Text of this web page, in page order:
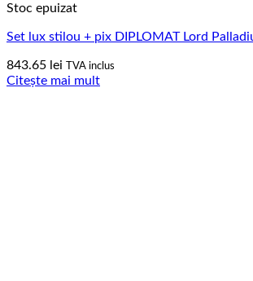
Stoc epuizat
Set lux stilou + pix DIPLOMAT Lord
843.65 lei TVA inclus
Citește mai mult